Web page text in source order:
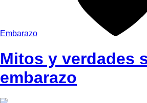
Embarazo
Mitos y verdades
embarazo